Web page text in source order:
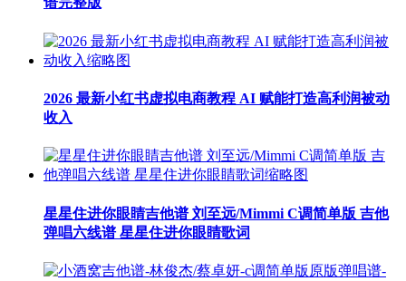
2026 最新小红书虚拟电商教程 AI 赋能打造高利润被动
收入
星星住进你眼睛吉他谱 刘至远/Mimmi C调简单版 吉他
弹唱六线谱 星星住进你眼睛歌词